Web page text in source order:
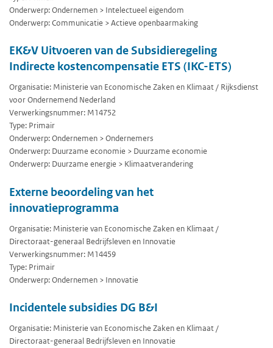
Onderwerp: Ondernemen > Intelectueel eigendom
Onderwerp: Communicatie > Actieve openbaarmaking
EK&V Uitvoeren van de Subsidieregeling
Indirecte kostencompensatie ETS (IKC-ETS)
Organisatie: Ministerie van Economische Zaken en Klimaat / Rijksdienst
voor Ondernemend Nederland
Verwerkingsnummer: M14752
Type: Primair
Onderwerp: Ondernemen > Ondernemers
Onderwerp: Duurzame economie > Duurzame economie
Onderwerp: Duurzame energie > Klimaatverandering
Externe beoordeling van het
innovatieprogramma
Organisatie: Ministerie van Economische Zaken en Klimaat /
Directoraat-generaal Bedrijfsleven en Innovatie
Verwerkingsnummer: M14459
Type: Primair
Onderwerp: Ondernemen > Innovatie
Incidentele subsidies DG B&I
Organisatie: Ministerie van Economische Zaken en Klimaat /
Directoraat-generaal Bedrijfsleven en Innovatie